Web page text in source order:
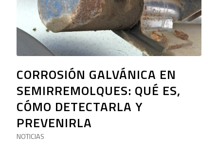
CORROSIÓN GALVÁNICA EN
SEMIRREMOLQUES: QUÉ ES,
CÓMO DETECTARLA Y
PREVENIRLA
NOTICIAS